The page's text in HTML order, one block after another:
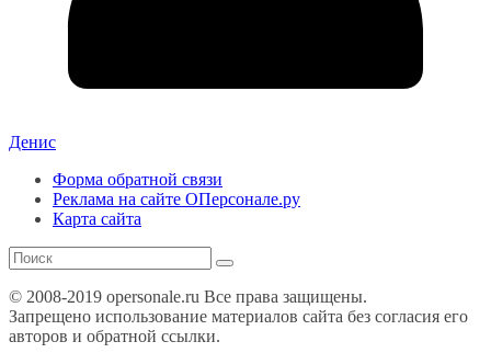
Денис
Форма обратной связи
Реклама на сайте ОПерсонале.ру
Карта сайта
© 2008-2019 opersonale.ru Все права защищены.
Запрещено использование материалов сайта без согласия его
авторов и обратной ссылки.